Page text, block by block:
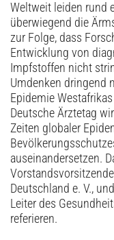
Weltweit leiden rund
überwiegend die
zur Folge, dass
Entwicklung von
Impfstoffen nicht
Umdenken dringend
Epidemie
Deutsche Ärztetag
Zeiten globaler
auseinandersetzen.
Deutschland e. V.,
Leiter des
referieren.